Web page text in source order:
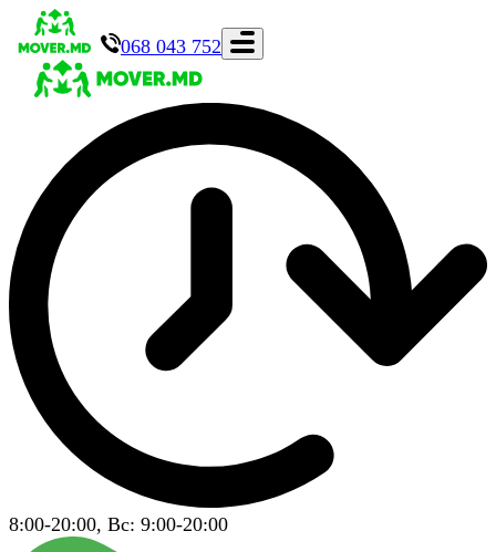
068 043 752
8:00-20:00, Вс: 9:00-20:00